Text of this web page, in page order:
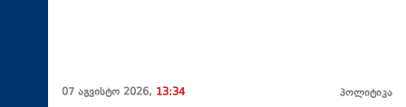
07 აგვისტო 2026, 13:34 პოლიტიკა